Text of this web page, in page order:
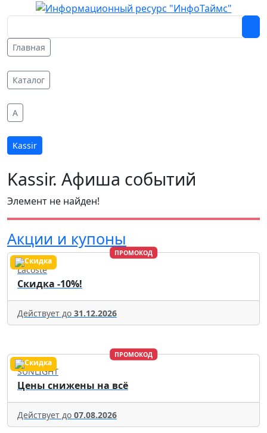
Главная
Каталог
A
Kassir
Kassir. Афиша событий
Элемент не найден!
Акции и купоны
ПРОМОКОД
Lacoste
Скидка -10%!
Действует до 31.12.2026
ПРОМОКОД
SUNLIGHT
Цены снижены на всё
Действует до 07.08.2026